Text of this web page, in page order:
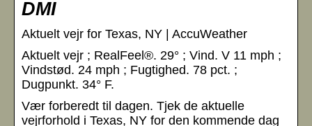
DMI
Aktuelt vejr for Texas, NY | AccuWeather
Aktuelt vejr ; RealFeel®. 29° ; Vind. V 11 mph ;
Vindstød. 24 mph ; Fugtighed. 78 pct. ;
Dugpunkt. 34° F.
Vær forberedt til dagen. Tjek de aktuelle
vejrforhold i Texas, NY for den kommende dag